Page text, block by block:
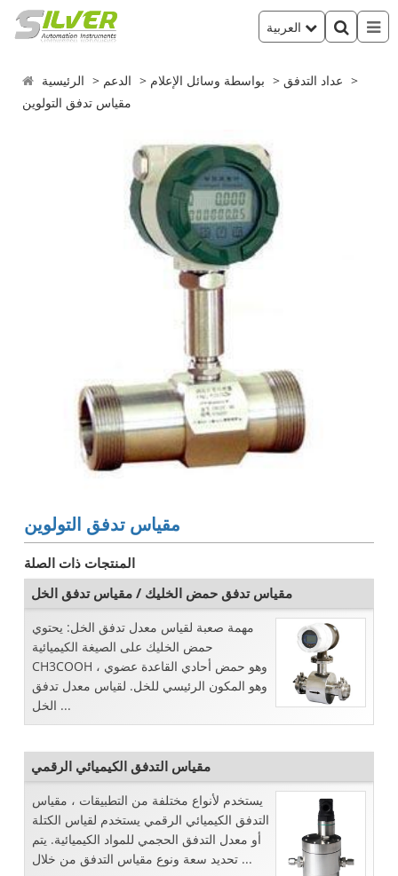
الرئيسية الدعم بواسطة وسائل الإعلام
عداد التدفق
مقياس تدفق التولوين
مقياس تدفق التولوين
المنتجات ذات الصلة
مقياس تدفق حمض الخليك / مقياس تدفق الخل
مهمة صعبة لقياس معدل تدفق الخل: يحتوي
حمض الخليك على الصيغة الكيميائية
CH3COOH ، وهو حمض أحادي القاعدة عضوي
وهو المكون الرئيسي للخل. لقياس معدل تدفق
الخل ...
مقياس التدفق الكيميائي الرقمي
يستخدم لأنواع مختلفة من التطبيقات ، مقياس
التدفق الكيميائي الرقمي يستخدم لقياس الكتلة
أو معدل التدفق الحجمي للمواد الكيميائية. يتم
تحديد سعة ونوع مقياس التدفق من خلال ...